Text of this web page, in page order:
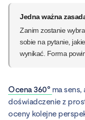
Jedna ważna
Zanim zostanie
sobie na pytanie,
wynikać. Forma
Ocena 360° ma
doświadczenie z
oceny kolejne